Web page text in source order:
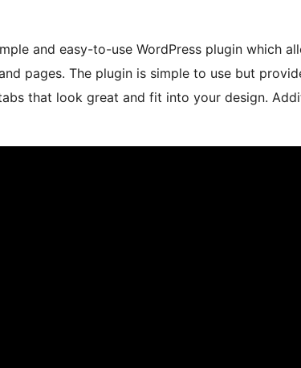
and easy-to-use WordPress plugin which
pages. The plugin is simple to use but
that look great and fit into your design.